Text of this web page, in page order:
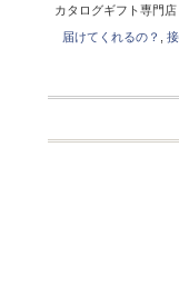
カタログギフト専門
届けてくれるの？